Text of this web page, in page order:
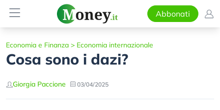
Abbonati
Economia e Finanza > Economia internazionale
Cosa sono i dazi?
Giorgia Paccione 03/04/2025